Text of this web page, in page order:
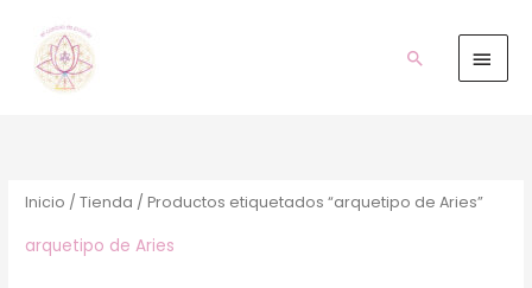
contenido
Buscar
Inicio /Tienda / Productos etiquetados “arquetipo de Aries”
arquetipo de Aries